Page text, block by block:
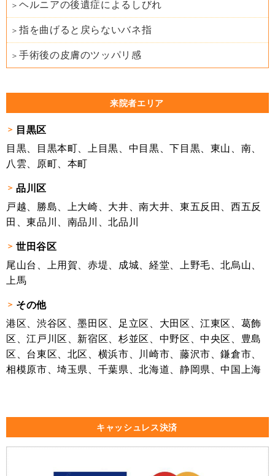
ヘルニアの後遺症によるしびれ
指を曲げると戻らないバネ指
手術後の皮膚のツッパリ感
来院者エリア
目黒区
目黒、目黒本町、上目黒、中目黒、下目黒、東山、南、
八雲、原町、本町
品川区
戸越、勝島、上大崎、大井、南大井、東五反田、西五反
田、東品川、南品川、北品川
世田谷区
尾山台、上用賀、赤堤、成城、経堂、上野毛、北烏山、
上馬
その他
港区、渋谷区、墨田区、足立区、大田区、江東区、葛飾
区、江戸川区、新宿区、杉並区、中野区、中央区、豊島
区、台東区、北区、横浜市、川崎市、藤沢市、鎌倉市、
相模原市、埼玉県、千葉県、北海道、静岡県、中国上海
キャッシュレス決済